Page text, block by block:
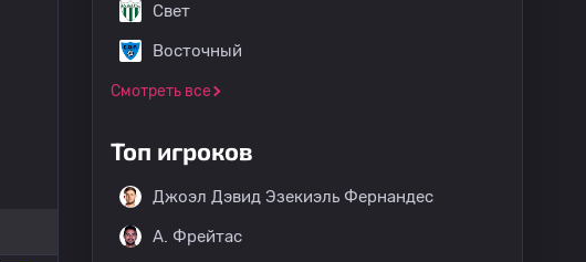
Свет
Восточный
Смотреть все
Топ игроков
Джоэл Дэвид Эзекиэль Фернандес
A. Фрейтас